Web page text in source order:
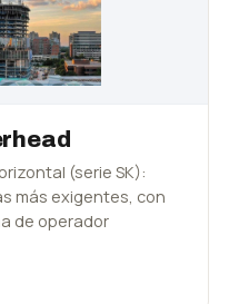
(serie SK):
más exigentes, con
de operador